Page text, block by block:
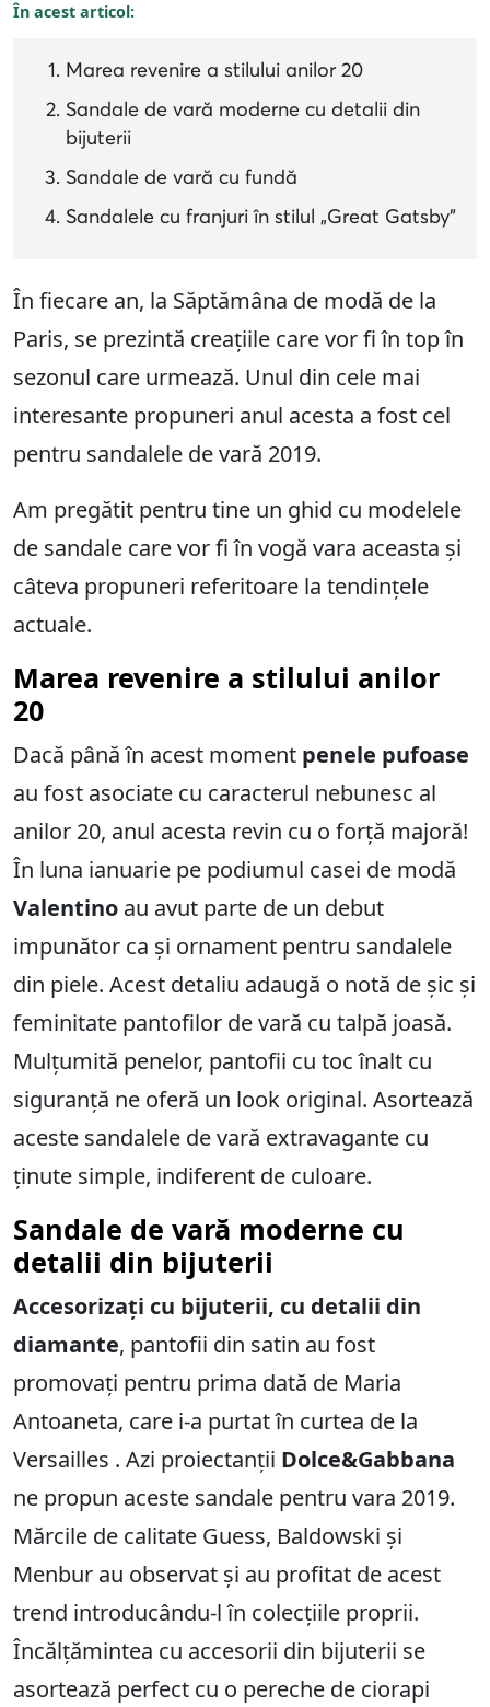
În acest articol:
Marea revenire a stilului anilor 20
Sandale de vară moderne cu detalii din
bijuterii
Sandale de vară cu fundă
Sandalele cu franjuri în stilul „Great Gatsby”
În fiecare an, la Săptămâna de modă de la
Paris, se prezintă creațiile care vor fi în top în
sezonul care urmează. Unul din cele mai
interesante propuneri anul acesta a fost cel
pentru sandalele de vară 2019.
Am pregătit pentru tine un ghid cu modelele
de sandale care vor fi în vogă vara aceasta și
câteva propuneri referitoare la tendințele
actuale.
Marea revenire a stilului anilor
20
Dacă până în acest moment penele pufoase
au fost asociate cu caracterul nebunesc al
anilor 20, anul acesta revin cu o forță majoră!
În luna ianuarie pe podiumul casei de modă
Valentino au avut parte de un debut
impunător ca și ornament pentru sandalele
din piele. Acest detaliu adaugă o notă de șic și
feminitate pantofilor de vară cu talpă joasă.
Mulțumită penelor, pantofii cu toc înalt cu
siguranță ne oferă un look original. Asortează
aceste sandalele de vară extravagante cu
ținute simple, indiferent de culoare.
Sandale de vară moderne cu
detalii din bijuterii
Accesorizați cu bijuterii, cu detalii din
diamante, pantofii din satin au fost
promovați pentru prima dată de Maria
Antoaneta, care i-a purtat în curtea de la
Versailles . Azi proiectanții Dolce&Gabbana
ne propun aceste sandale pentru vara 2019.
Mărcile de calitate Guess, Baldowski și
Menbur au observat și au profitat de acest
trend introducându-l în colecțiile proprii.
Încălțămintea cu accesorii din bijuterii se
asortează perfect cu o pereche de ciorapi